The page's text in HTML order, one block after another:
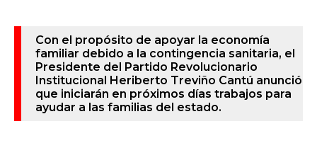
Con el propósito de apoyar la economía
familiar debido a la contingencia sanitaria, el
Presidente del Partido Revolucionario
Institucional Heriberto Treviño Cantú anunció
que iniciarán en próximos días trabajos para
ayudar a las familias del estado.